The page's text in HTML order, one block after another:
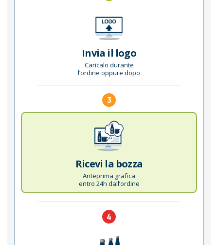
Invia il logo
Caricalo durante
l’ordine oppure dopo
3
Ricevi la bozza
Anteprima grafica
entro 24h dall’ordine
4